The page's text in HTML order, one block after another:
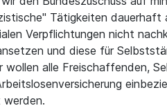
Tätigkeiten dauerhaft
Verpflichtungen nicht
und diese für
alle Freischaffenden,
werden.